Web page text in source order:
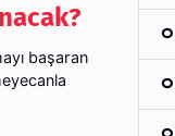
başaran